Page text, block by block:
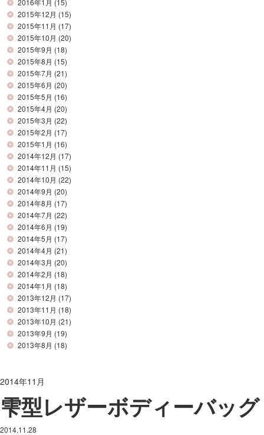
2015年12月 (15)
2015年11月 (17)
2015年10月 (20)
2015年9月 (18)
2015年8月 (15)
2015年7月 (21)
2015年6月 (20)
2015年5月 (16)
2015年4月 (20)
2015年3月 (22)
2015年2月 (17)
2015年1月 (16)
2014年12月 (17)
2014年11月 (15)
2014年10月 (22)
2014年9月 (20)
2014年8月 (17)
2014年7月 (22)
2014年6月 (19)
2014年5月 (17)
2014年4月 (21)
2014年3月 (20)
2014年2月 (18)
2014年1月 (18)
2013年12月 (17)
2013年11月 (18)
2013年10月 (21)
2013年9月 (19)
2013年8月 (18)
2014年11月
雫型レザーボディーバッグ
2014.11.28